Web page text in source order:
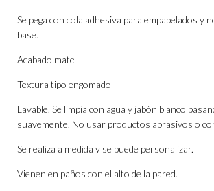
Se pega con cola adhesiva para empapelados y
base.
Acabado mate
Textura tipo engomado
Lavable. Se limpia con agua y jabón blanco
suavemente. No usar productos abrasivos o
Se realiza a medida y se puede personalizar.
Vienen en paños con el alto de la pared.